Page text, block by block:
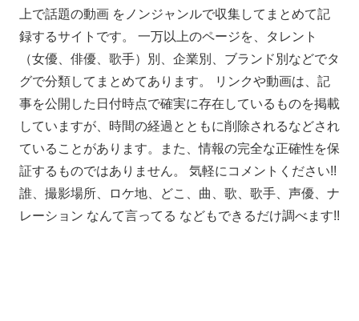
上で話題の動画 をノンジャンルで収集してまとめて記
録するサイトです。 一万以上のページを、タレント
（女優、俳優、歌手）別、企業別、ブランド別などでタ
グで分類してまとめてあります。 リンクや動画は、記
事を公開した日付時点で確実に存在しているものを掲載
していますが、時間の経過とともに削除されるなどされ
ていることがあります。また、情報の完全な正確性を保
証するものではありません。 気軽にコメントください!!
誰、撮影場所、ロケ地、どこ、曲、歌、歌手、声優、ナ
レーション なんて言ってる などもできるだけ調べます!!